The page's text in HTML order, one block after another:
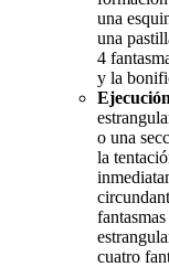
una
una
4
y la
o una
la
cuatro